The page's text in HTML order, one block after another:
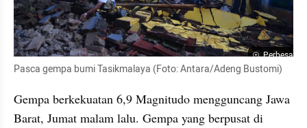
Perbesar
Pasca gempa bumi Tasikmalaya (Foto: Antara/Adeng Bustomi)
Gempa berkekuatan 6,9 Magnitudo mengguncang Jawa
Barat, Jumat malam lalu. Gempa yang berpusat di